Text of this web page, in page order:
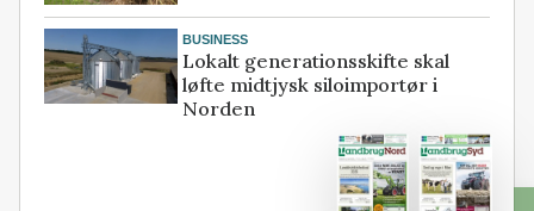
BUSINESS
Lokalt generationsskifte skal
løfte midtjysk siloimportør i
Norden